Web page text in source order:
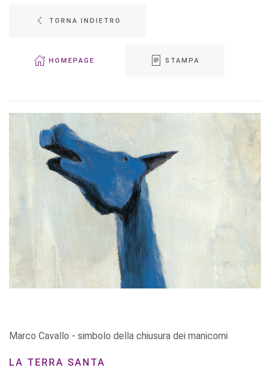
TORNA INDIETRO
HOMEPAGE STAMPA
Marco Cavallo - simbolo della chiusura dei manicomi
LA TERRA SANTA